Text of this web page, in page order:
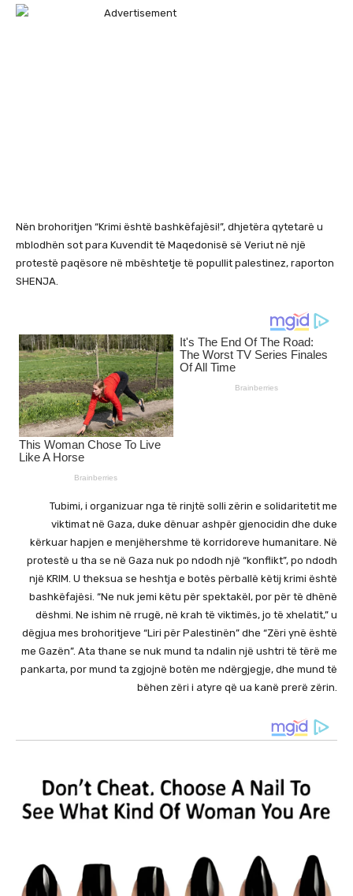
Nën brohoritjen “Krimi është bashkëfajësi!”, dhjetëra qytetarë u
mblodhën sot para Kuvendit të Maqedonisë së Veriut në një
protestë paqësore në mbështetje të popullit palestinez, raporton
SHENJA.
Tubimi, i organizuar nga të rinjtë solli zërin e solidaritetit me
viktimat në Gaza, duke dënuar ashpër gjenocidin dhe duke
kërkuar hapjen e menjëhershme të korridoreve humanitare. Në
protestë u tha se në Gaza nuk po ndodh një “konflikt”, po ndodh
një KRIM. U theksua se heshtja e botës përballë këtij krimi është
bashkëfajësi. “Ne nuk jemi këtu për spektakël, por për të dhënë
dëshmi. Ne ishim në rrugë, në krah të viktimës, jo të xhelatit,” u
dëgjua mes brohoritjeve “Liri për Palestinën” dhe “Zëri ynë është
me Gazën”. Ata thane se nuk mund ta ndalin një ushtri të tërë me
pankarta, por mund ta zgjojnë botën me ndërgjegje, dhe mund të
bëhen zëri i atyre që ua kanë prerë zërin.